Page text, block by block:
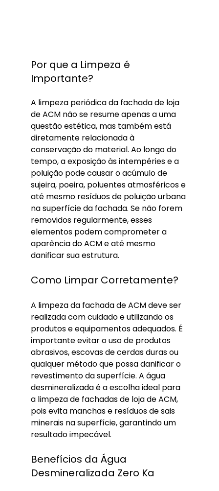
Por que a Limpeza é
Importante?
A limpeza periódica da fachada de loja
de ACM não se resume apenas a uma
questão estética, mas também está
diretamente relacionada à
conservação do material. Ao longo do
tempo, a exposição às intempéries e a
poluição pode causar o acúmulo de
sujeira, poeira, poluentes atmosféricos e
até mesmo resíduos de poluição urbana
na superfície da fachada. Se não forem
removidos regularmente, esses
elementos podem comprometer a
aparência do ACM e até mesmo
danificar sua estrutura.
Como Limpar Corretamente?
A limpeza da fachada de ACM deve ser
realizada com cuidado e utilizando os
produtos e equipamentos adequados. É
importante evitar o uso de produtos
abrasivos, escovas de cerdas duras ou
qualquer método que possa danificar o
revestimento da superfície. A água
desmineralizada é a escolha ideal para
a limpeza de fachadas de loja de ACM,
pois evita manchas e resíduos de sais
minerais na superfície, garantindo um
resultado impecável.
Benefícios da Água
Desmineralizada Zero Ka